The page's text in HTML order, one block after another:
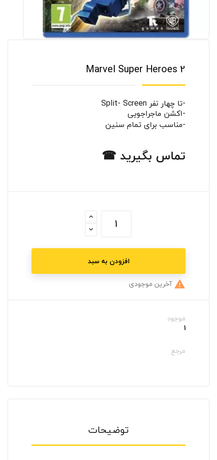
Marvel Super Heroes 2
-تا چهار نفر Split- Screen
-اکشن ماجراجویی
-مناسب برای تمام سنین
تماس بگیرید ☎
افزودن به سبد
 آخرین موجودی
موجود
1
مرجع
توضیحات